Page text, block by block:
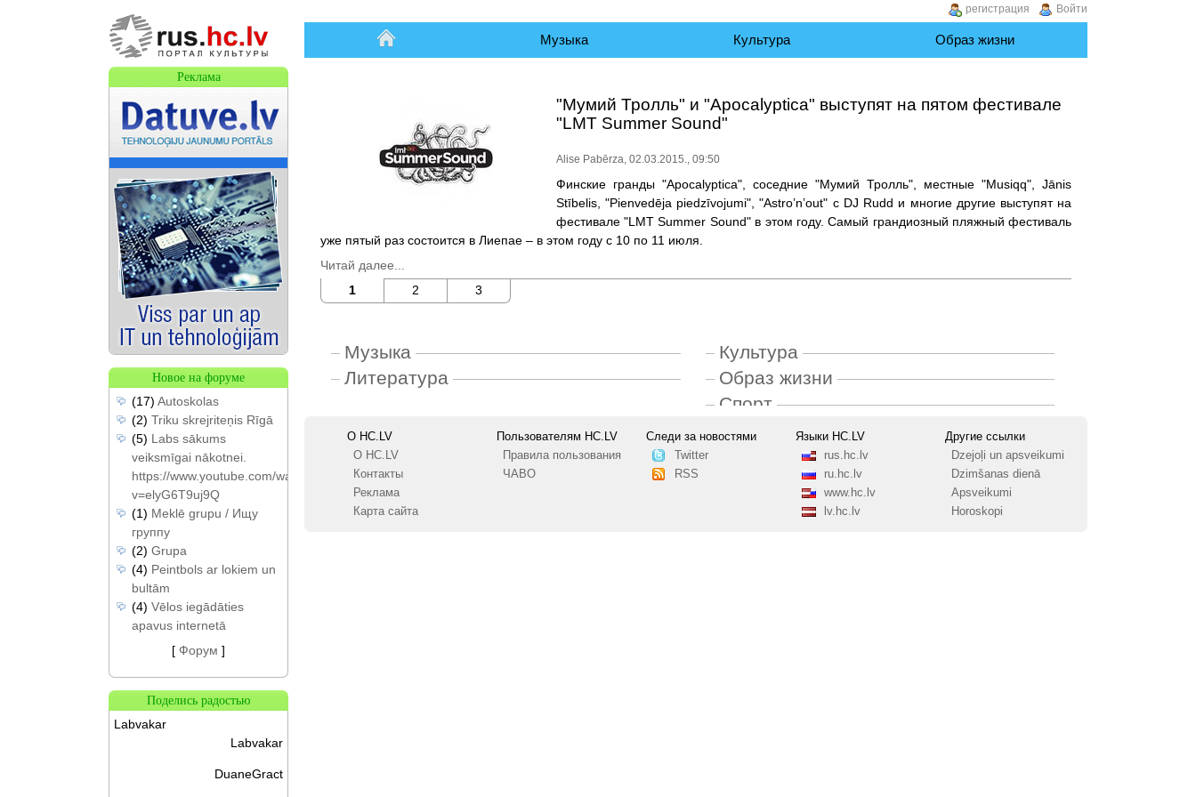
Начало Музыка Культура Образ жизни
"Мумий Тролль" и "Apocalyptica" выступят на пятом фестивале
"LMT Summer Sound"
Alise Pabērza, 02.03.2015., 09:50
Финские гранды "Apocalyptica", соседние "Мумий Тролль", местные "Musiqq", Jānis
Stībelis, "Pienvedēja piedzīvojumi", "Astro’n’out" с DJ Rudd и многие другие выступят на
фестивале "LMT Summer Sound" в этом году. Самый грандиозный пляжный фестиваль
уже пятый раз состоится в Лиепае – в этом году с 10 по 11 июля.
Читай далее...
1
2 3
Музыка
Литература
Культура
Образ жизни
Спорт
О HC.LV
О HC.LV
Контакты
Реклама
Карта сайта
Пользователям HC.LV
Правила пользования
ЧАВО
Следи за новостями
Twitter
RSS
Языки HC.LV
rus.hc.lv
ru.hc.lv
www.hc.lv
lv.hc.lv
Другие ссылки
Dzejoļi un apsveikumi
Dzimšanas dienā
Apsveikumi
Horoskopi
Реклама
Новое на форуме
(17) Autoskolas
(2) Triku skrejriteņis Rīgā
(5) Labs sākums
veiksmīgai nākotnei.
https://www.youtube.com/watch?
v=elyG6T9uj9Q
(1) Meklē grupu / Ищу
группу
(2) Grupa
(4) Peintbols ar lokiem un
bultām
(4) Vēlos iegādāties
apavus internetā
[ Форум ]
Поделись радостью
Labvakar
Labvakar
DuaneGract
Войти
регистрация